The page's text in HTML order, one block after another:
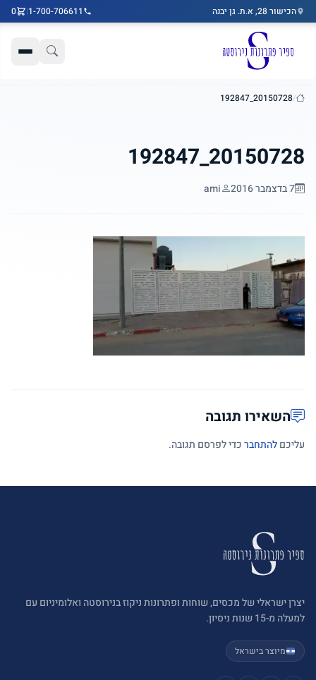
דלג לתוכן הראשי
הכישור 28, א.ת. גן יבנה 1-700-706611
|
0
בית
/
20150728_192847
20150728_192847
7 בדצמבר 2016 ami
השאירו תגובה
עליכםלהתחברכדי לפרסם תגובה.
יצרן ישראלי של מכסים, שוחות ופתרונות ניקוז בנירוסטה ואלומיניום עם
למעלה מ-15 שנות ניסיון.
מיוצר בישראל